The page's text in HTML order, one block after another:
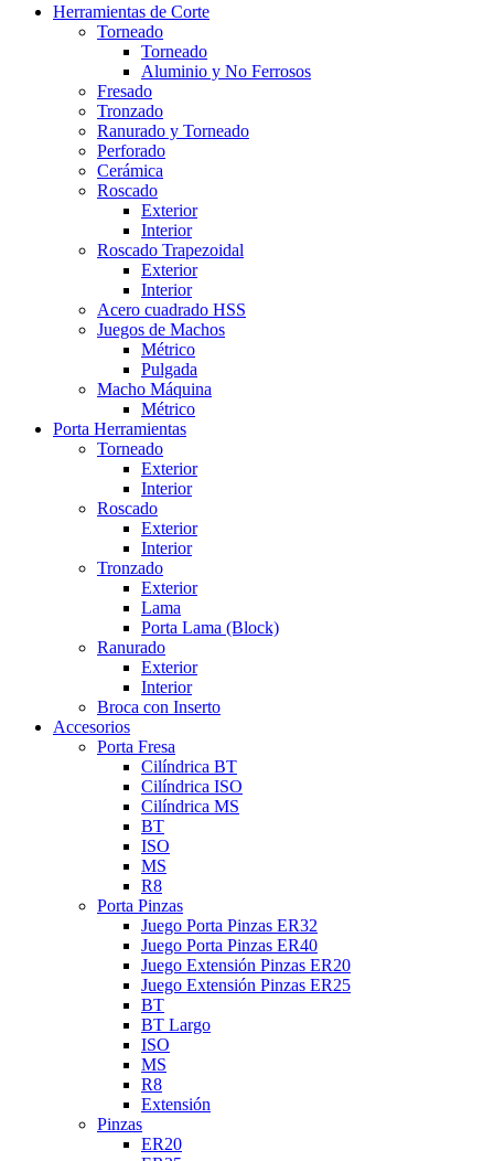
Herramientas de Corte
Torneado
Torneado
Aluminio y No Ferrosos
Fresado
Tronzado
Ranurado y Torneado
Perforado
Cerámica
Roscado
Exterior
Interior
Roscado Trapezoidal
Exterior
Interior
Acero cuadrado HSS
Juegos de Machos
Métrico
Pulgada
Macho Máquina
Métrico
Porta Herramientas
Torneado
Exterior
Interior
Roscado
Exterior
Interior
Tronzado
Exterior
Lama
Porta Lama (Block)
Ranurado
Exterior
Interior
Broca con Inserto
Accesorios
Porta Fresa
Cilíndrica BT
Cilíndrica ISO
Cilíndrica MS
BT
ISO
MS
R8
Porta Pinzas
Juego Porta Pinzas ER32
Juego Porta Pinzas ER40
Juego Extensión Pinzas ER20
Juego Extensión Pinzas ER25
BT
BT Largo
ISO
MS
R8
Extensión
Pinzas
ER20